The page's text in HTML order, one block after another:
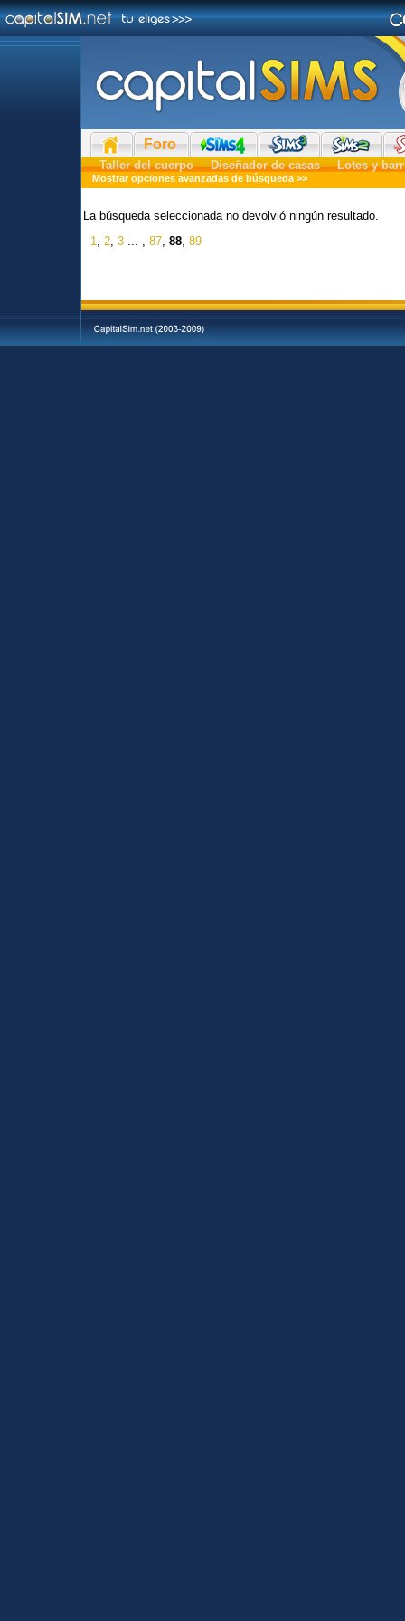
Foro
Taller del cuerpo Diseñador de casas Lotes y
Mostrar opciones avanzadas de búsqueda >>
La búsqueda seleccionada no devolvió ningún resultado.
1, 2, 3 ... , 87, 88, 89